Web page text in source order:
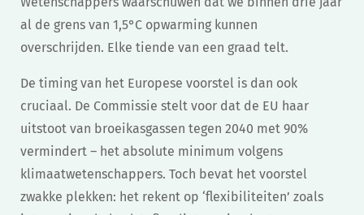
al de grens van 1,5°C opwarming kunnen
overschrijden. Elke tiende van een graad telt.
De timing van het Europese voorstel is dan ook
cruciaal. De Commissie stelt voor dat de EU haar
uitstoot van broeikasgassen tegen 2040 met 90%
vermindert – het absolute minimum volgens
klimaatwetenschappers. Toch bevat het voorstel
zwakke plekken: het rekent op ‘flexibiliteiten’ zoals